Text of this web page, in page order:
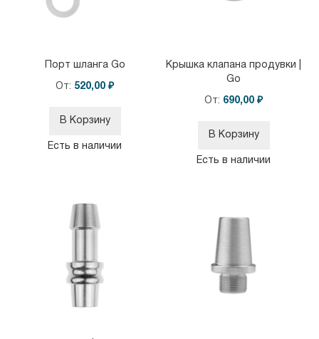
Порт шланга Go
От 520,00 ₽
В Корзину
Есть в наличии
Крышка клапана продувки |
Go
От 690,00 ₽
В Корзину
Есть в наличии